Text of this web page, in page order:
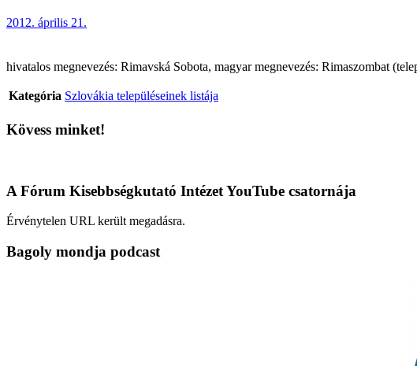
2012. április 21.
hivatalos megnevezés: Rimavská Sobota, magyar megnevezés: Rimaszombat
Kategória Szlovákia településeinek listája
Kövess minket!
A Fórum Kisebbségkutató Intézet YouTube csatornája
Érvénytelen URL került megadásra.
Bagoly mondja podcast